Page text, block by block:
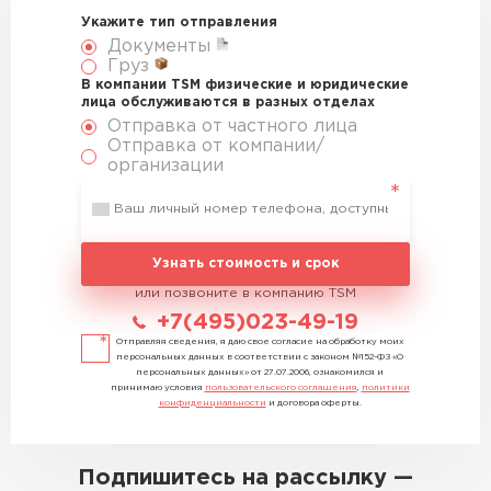
Укажите тип отправления
Документы
Груз
В компании TSM физические и юридические
лица обслуживаются в разных отделах
Отправка от частного лица
Отправка от компании/
организации
Узнать стоимость и срок
или позвоните в компанию TSM
+7(495)023-49-19
Отправляя сведения, я даю свое согласие на обработку моих
персональных данных в соответствии с законом №152-ФЗ «О
персональных данных» от 27.07.2006, ознакомился и
принимаю условия пользовательского соглашения
политики
конфиденциальности и договора оферты.
Подпишитесь на рассылку —